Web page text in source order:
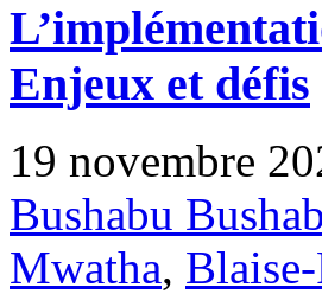
Enjeux et défis
19 novembre
Bushabu
Mwatha,